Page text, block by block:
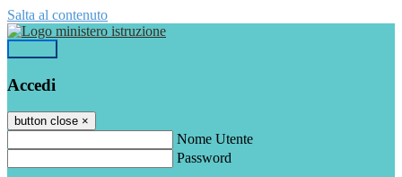
Salta al contenuto
Accedi
button close ×
Nome Utente
Password